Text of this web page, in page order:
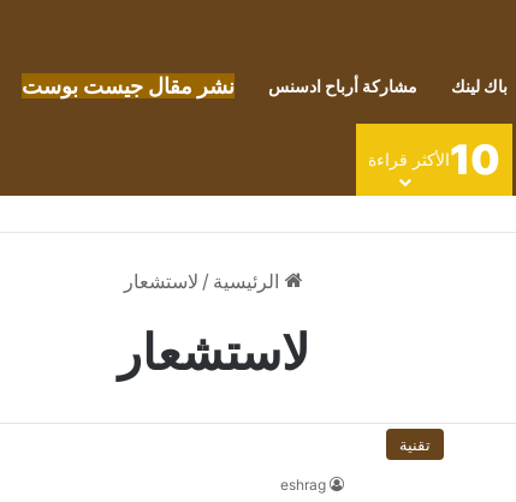
باك لينك مشاركة أرباح ادسنس نشر مقال جيست بوست
10الأكثر قراءة
الرئيسية / لاستشعار
لاستشعار
تقنية
eshrag